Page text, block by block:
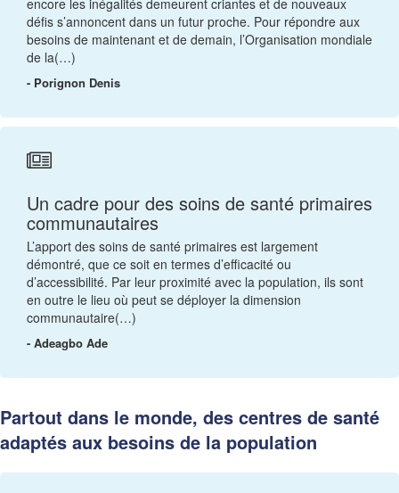
encore les inégalités demeurent criantes et de nouveaux
défis s’annoncent dans un futur proche. Pour répondre aux
besoins de maintenant et de demain, l’Organisation mondiale
de la(…)
- Porignon Denis
Un cadre pour des soins de santé primaires
communautaires
L’apport des soins de santé primaires est largement
démontré, que ce soit en termes d’efficacité ou
d’accessibilité. Par leur proximité avec la population, ils sont
en outre le lieu où peut se déployer la dimension
communautaire(…)
- Adeagbo Ade
Partout dans le monde, des centres de santé
adaptés aux besoins de la population